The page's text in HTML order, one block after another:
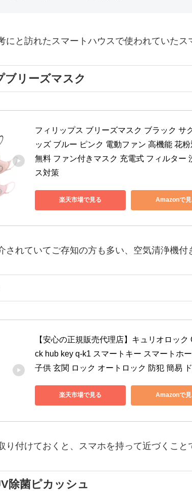
にと訪れたスマートハウスで使われていたス
ブリーズマスク
フィリップス ブリーズマスク ブラック サ
ッズ ブルー ピンク 電動ファン 高機能 花
無料 ファン付きマスク 充電式 フィルター
ス対策
楽天市場で見る Amazonで見
されていてご存知の方も多い、空気清浄機付
【安心の正規販売代理店】キュリオロッ
ck hub key q-k1 スマートキー スマートホ
子供 玄関 ロック オートロック 防犯 簡易
楽天市場で見る Amazonで見
り付けておくと、スマホを持って近づくこと
除菌ピカッシュ